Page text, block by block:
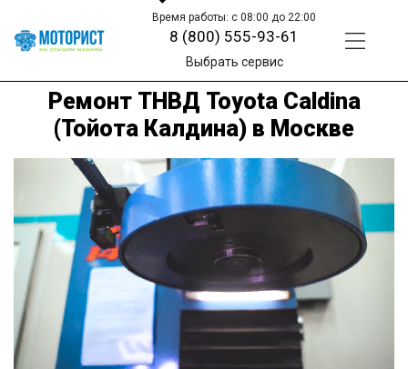
Время работы: с 08:00 до 22:00
8 (800) 555-93-61
Выбрать сервис
Ремонт ТНВД Toyota Caldina
(Тойота Калдина) в Москве